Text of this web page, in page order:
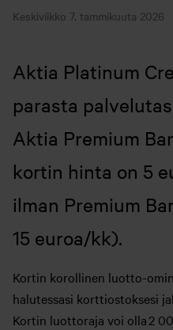
Keskiviikko 7. tammikuuta 2026
Aktia Platinum
parasta
Aktia Premium
kortin hinta on 5
ilman Premium
15 euroa/kk).
Kortin korollinen luotto-
halutessasi korttiostoksesi
Kortin luottoraja voi olla 2